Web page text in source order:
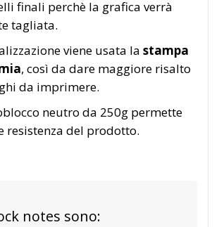
finali perchè la grafica verrà
tagliata.
viene usata la stampa
, così da dare maggiore risalto
da imprimere.
neutro da 250g permette
resistenza del prodotto.
notes sono: